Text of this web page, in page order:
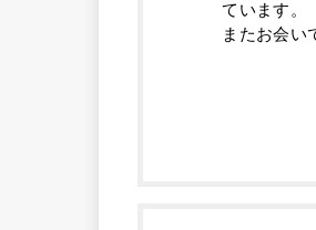
ています。
またお会